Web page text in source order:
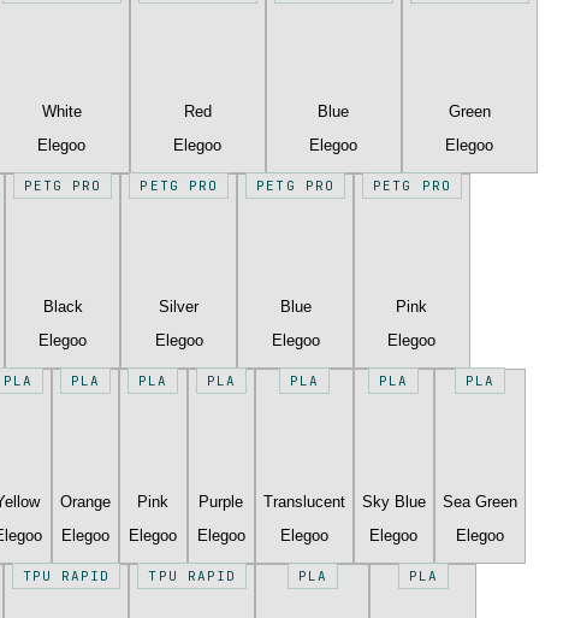
White
Elegoo
Red
Elegoo
Blue
Elegoo
Green
Elegoo
PETG PRO
Black
Elegoo
PETG PRO
Silver
Elegoo
PETG PRO
Blue
Elegoo
PETG PRO
Pink
Elegoo
PLA PLA
Orange
Elegoo
PLA
Pink
Elegoo
PLA
Purple
Elegoo
PLA
Translucent
Elegoo
PLA
Sky Blue
Elegoo
PLA
Sea Green
Elegoo
TPU RAPID TPU RAPID PLA PLA